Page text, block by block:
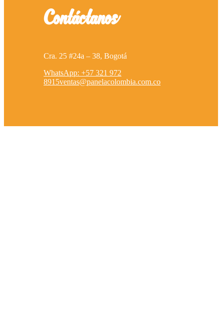
Contáctanos
Cra. 25 #24a – 38, Bogotá
WhatsApp: +57 321 972
8915ventas@panelacolombia.com.co